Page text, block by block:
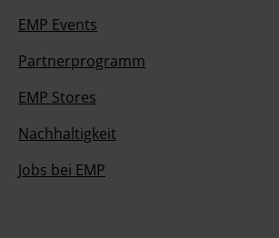
EMP Events
Partnerprogramm
EMP Stores
Nachhaltigkeit
Jobs bei EMP